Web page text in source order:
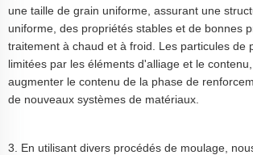
une taille de grain uniforme, assurant une
uniforme, des propriétés stables et de bonnes
traitement à chaud et à froid. Les particules de
limitées par les éléments d'alliage et le
augmenter le contenu de la phase de
de nouveaux systèmes de matériaux.
3. En utilisant divers procédés de moulage,